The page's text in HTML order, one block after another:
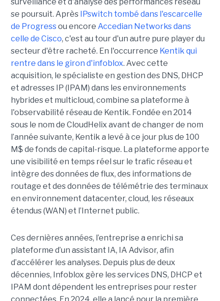
se poursuit. Après IPswitch tombé dans l'escarcelle
de Progressou encore Accedian Networks dans
celle de Cisco, c'est au tour d'un autre pure player du
secteur d'être racheté. En l'occurrence Kentik qui
rentre dans le giron d'infoblox. Avec cette
acquisition, le spécialiste en gestion des DNS, DHCP
et adresses IP (IPAM) dans les environnements
hybrides et multicloud, combine sa plateforme à
l'observabilité réseau de Kentik. Fondée en 2014
sous le nom de CloudHelix avant de changer de nom
l’année suivante, Kentik a levé à ce jour plus de 100
M$ de fonds de capital-risque. La plateforme apporte
une visibilité en temps réel sur le trafic réseau et
intègre des données de flux, des informations de
routage et des données de télémétrie des terminaux
en environnement datacenter, cloud, les réseaux
étendus (WAN) et l’Internet public.
Ces dernières années, l’entreprise a enrichi sa
plateforme d’un assistant IA, IA Advisor, afin
d’accélérer les analyses. Depuis plus de deux
décennies, Infoblox gère les services DNS, DHCP et
IPAM dont dépendent les entreprises pour rester